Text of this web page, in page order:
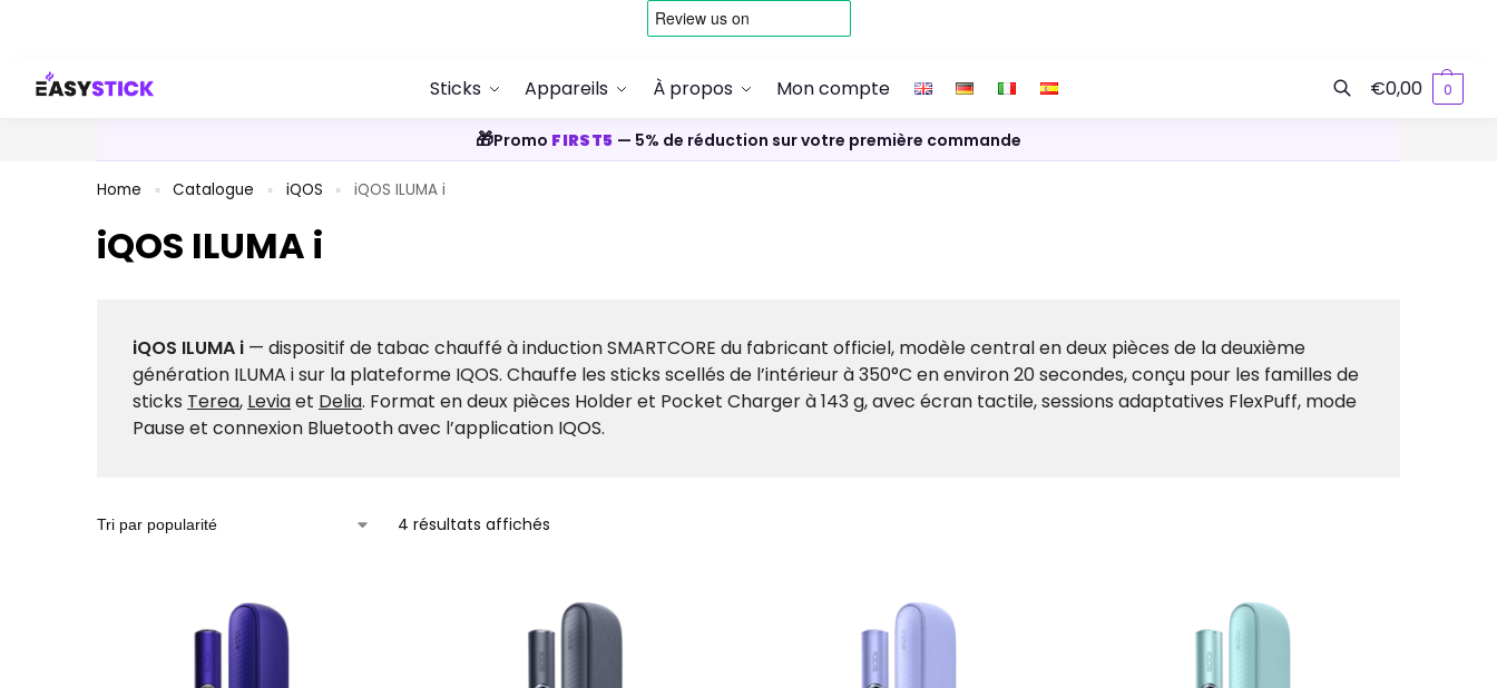
Sticks Appareils À propos Mon compte €0,00 0
🎁Promo FIRST5 — 5% de réduction sur votre première commande
Home » Catalogue » iQOS » iQOS ILUMA i
iQOS ILUMA i
iQOS ILUMA i — dispositif de tabac chauffé à induction SMARTCORE du fabricant officiel, modèle central en deux pièces de la deuxième
génération ILUMA i sur la plateforme IQOS. Chauffe les sticks scellés de l’intérieur à 350°C en environ 20 secondes, conçu pour les familles de
sticks Terea, Leviaet Delia. Format en deux pièces Holder et Pocket Charger à 143 g, avec écran tactile, sessions adaptatives FlexPuff, mode
Pause et connexion Bluetooth avec l’application IQOS.
4 résultats affichés